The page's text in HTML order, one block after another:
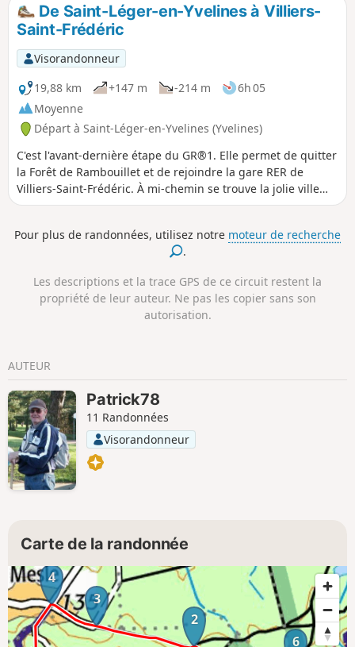
De Saint-Léger-en-Yvelines à Villiers-
Saint-Frédéric
Visorandonneur
19,88 km
+147 m -214 m
6h 05
Moyenne
Départ à Saint-Léger-en-Yvelines (Yvelines)
C'est l'avant-dernière étape du GR®1. Elle permet de quitter
la Forêt de Rambouillet et de rejoindre la gare RER de
Villiers-Saint-Frédéric. À mi-chemin se trouve la jolie ville
médiale de Montfort-l'Amaury. Depuis les ruines, il y a une
forestière, c'est à dire jusqu'à Montfort-l'Amaury. L'autre
partie de l'étape est plus campagnarde.
Pour plus de randonnées, utilisez notre moteur de recherche
.
Les descriptions et la trace GPS de ce circuit restent la
propriété de leur auteur. Ne pas les copier sans son
autorisation.
AUTEUR
Patrick78
11 Randonnées
Visorandonneur
Carte de la randonnée
2
3
4
6